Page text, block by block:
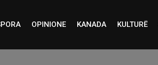
OPINIONE KANADA KULTURË